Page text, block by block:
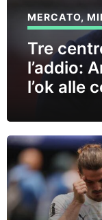
MERCATO,
Tre
l’addio:
l’ok alle